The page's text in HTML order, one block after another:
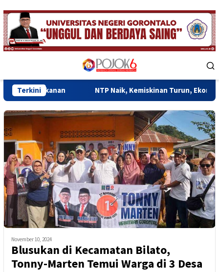
Skip
to
content
Menu
Terkini NTP Naik, Kemiskinan Turun, Ekonomi Gorontalo
November 10, 2024
Blusukan di Kecamatan Bilato,
Tonny-Marten Temui Warga di 3 Desa